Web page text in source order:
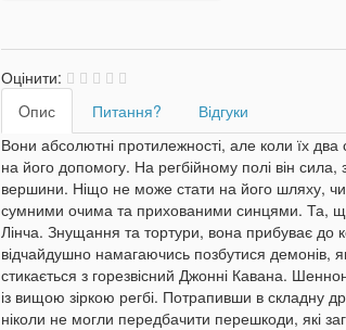
Оцінити:
Oпис
Питання?
Відгуки
Вони абсолютні протилежності, але коли їх
на його допомогу. На регбійному полі він
вершини. Ніщо не може стати на його шляху,
сумними очима та прихованими синцями. Та,
Лінча. Знущання та тортури, вона прибуває
відчайдушно намагаючись позбутися демонів,
стикається з горезвісний Джонні Кавана.
із вищою зіркою регбі. Потрапивши в складну
ніколи не могли передбачити перешкоди, які